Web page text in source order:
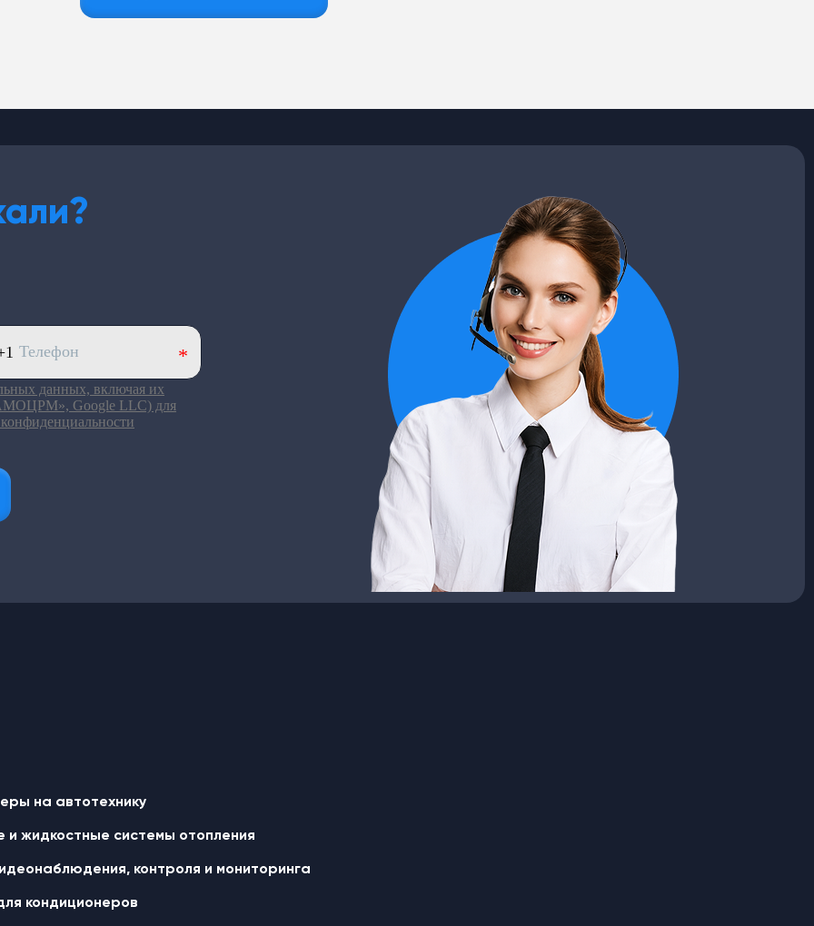
на автотехнику
и жидкостные cистемы отопления
контроля и мониторинга
кондиционеров